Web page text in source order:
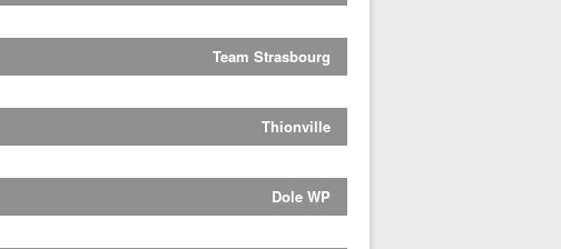
Team Strasbourg
Thionville
Dole WP